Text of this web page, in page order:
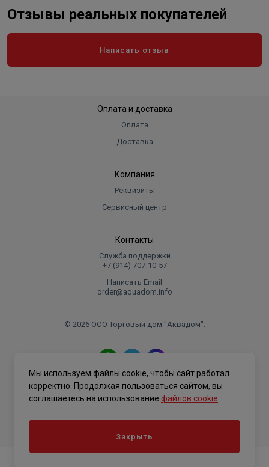
Отзывы реальных покупателей
Написать отзыв
Оплата и доставка
Оплата
Доставка
Компания
Реквизиты
Сервисный центр
Контакты
Служба поддержки
+7 (914) 707‑10‑57
Написать Email
order@aquadom.info
© 2026 ООО Торговый дом "Аквадом".
.
Политика конфиденциальности
Мы используем файлы cookie, чтобы сайт работал
корректно. Продолжая пользоваться сайтом, вы
соглашаетесь на использование файлов cookie
Закрыть